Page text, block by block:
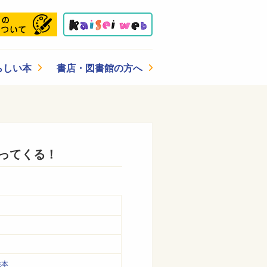
しい本 書店・図書館の方へ
てくる！